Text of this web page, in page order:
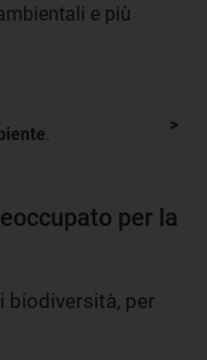
e più
per la
biodiversità, per